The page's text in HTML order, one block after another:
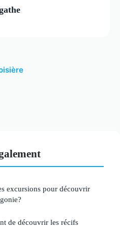
excursions pour découvrir
de découvrir les récifs